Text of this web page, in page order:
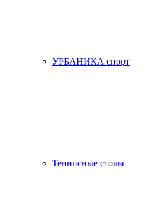
УРБАНИКА спорт
Теннисные столы